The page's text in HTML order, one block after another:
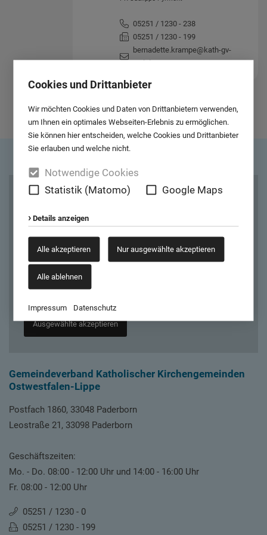
Cookies und Drittanbieter
Wir möchten Cookies und Daten von Drittanbietern verwenden,
um Ihnen ein optimales Webseiten-Erlebnis zu ermöglichen.
Sie können hier entscheiden, welche Cookies und Drittanbieter
Sie erlauben und welche nicht.
Notwendige Cookies
Statistik (Matomo)
Google Maps
Details anzeigen
Alle akzeptieren Nur ausgewählte akzeptieren
Alle ablehnen
Impressum Datenschutz
05251 / 1230 - 238
05251 / 1230 - 199
bernadette.krampe@kath-gv-
owl.de
ZUR ANSPRECHPARTNER-ÜBERSICHT
Cookies und Drittanbieter
Google Maps
müssen wir eine Verbindung zu den Servern von Google Maps
aufbauen. Außerdem werden dadurch auch Google Web Fonts von
Ausgewählte akzeptieren
Gemeindeverband Katholischer Kirchengemeinden
Ostwestfalen-Lippe
Postfach 1860, 33048 Paderborn
Leostraße 21, 33098 Paderborn
Geschäftszeiten:
Mo. - Do. 08:00 - 12:00 Uhr und 14:00 - 16:00 Uhr
Fr. 08:00 - 12:00 Uhr
05251 / 1230 - 0
05251 / 1230 - 199